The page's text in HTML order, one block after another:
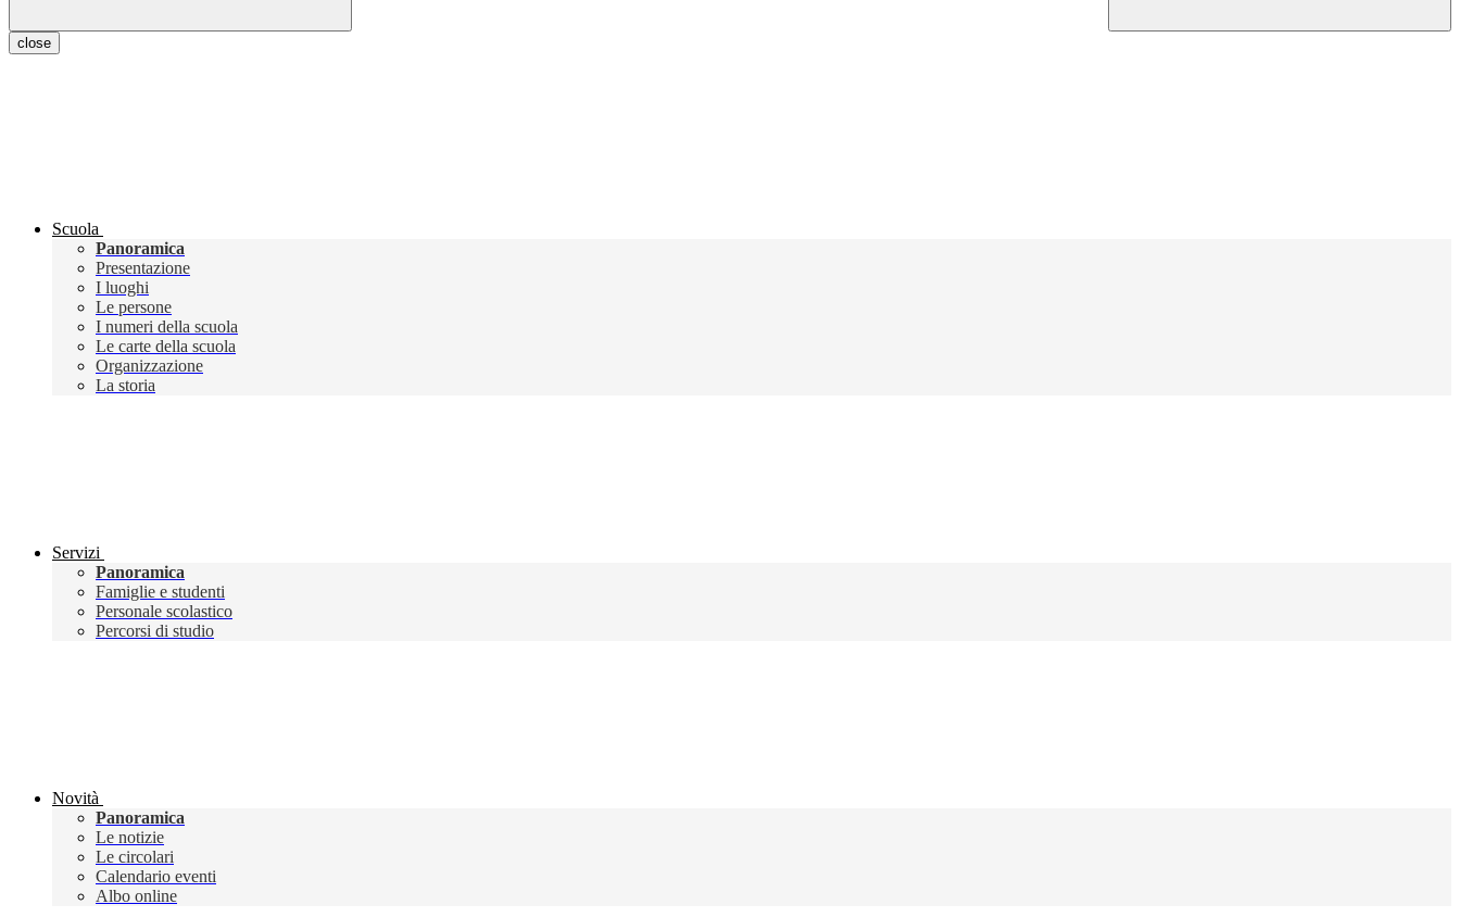
close
Scuola
Panoramica
Presentazione
I luoghi
Le persone
I numeri della scuola
Le carte della scuola
Organizzazione
La storia
Servizi
Panoramica
Famiglie e studenti
Personale scolastico
Percorsi di studio
Novità
Panoramica
Le notizie
Le circolari
Calendario eventi
Albo online